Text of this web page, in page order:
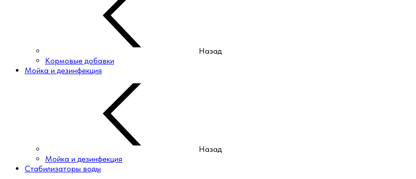
Назад
Кормовые добавки
Мойка и дезинфекция
Назад
Мойка и дезинфекция
Стабилизаторы воды